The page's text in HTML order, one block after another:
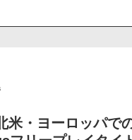
米・ヨーロッパで